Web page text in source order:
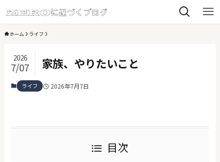
ホーム ライフ
家族、やりたいこと
2026
7/07
ライフ 2026年7月7日
目次